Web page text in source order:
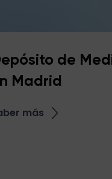
de
Madrid
más